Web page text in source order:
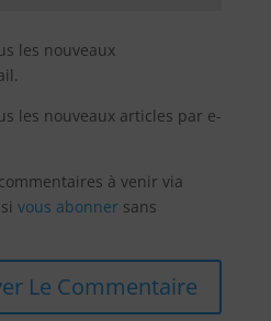
les nouveaux
les nouveaux articles par e-
à venir via
vous abonnersans